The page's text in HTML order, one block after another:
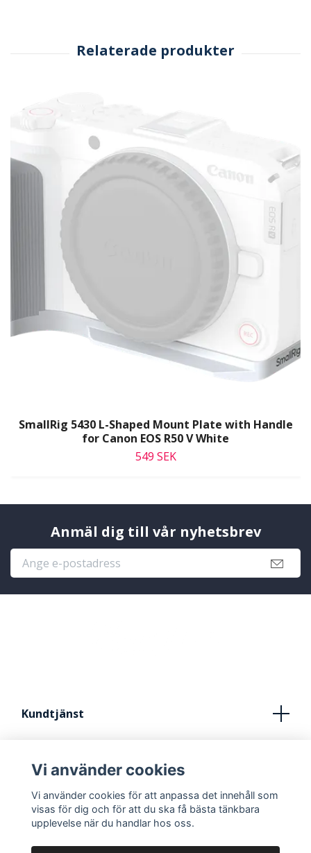
SmallRig 5430 L-Shaped Mount Plate with Handle
for Canon EOS R50 V White
549 SEK
Anmäl dig till vår nyhetsbrev
Kundtjänst
Kontakt
FRÅN IDÈ TILL STUDIO
Vi använder cookies
Vi använder cookies för att anpassa det innehåll som
visas för dig och för att du ska få bästa tänkbara
upplevelse när du handlar hos oss.